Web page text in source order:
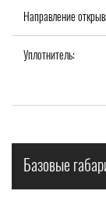
Направление
Уплотнитель:
Базовые